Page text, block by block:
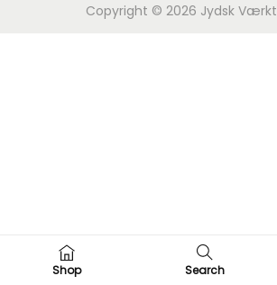
Shop Search
Copyright © 2026 Jydsk